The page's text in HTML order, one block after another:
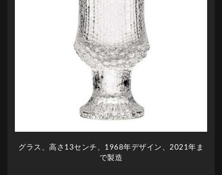
グラス、高さ13センチ、1968年デザイン、2021年ま
で製造